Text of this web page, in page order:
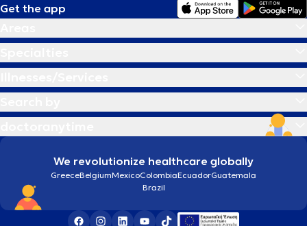
Get the app
We revolutionize healthcare globally
GreeceBelgiumMexicoColombiaEcuadorGuatemala
Brazil